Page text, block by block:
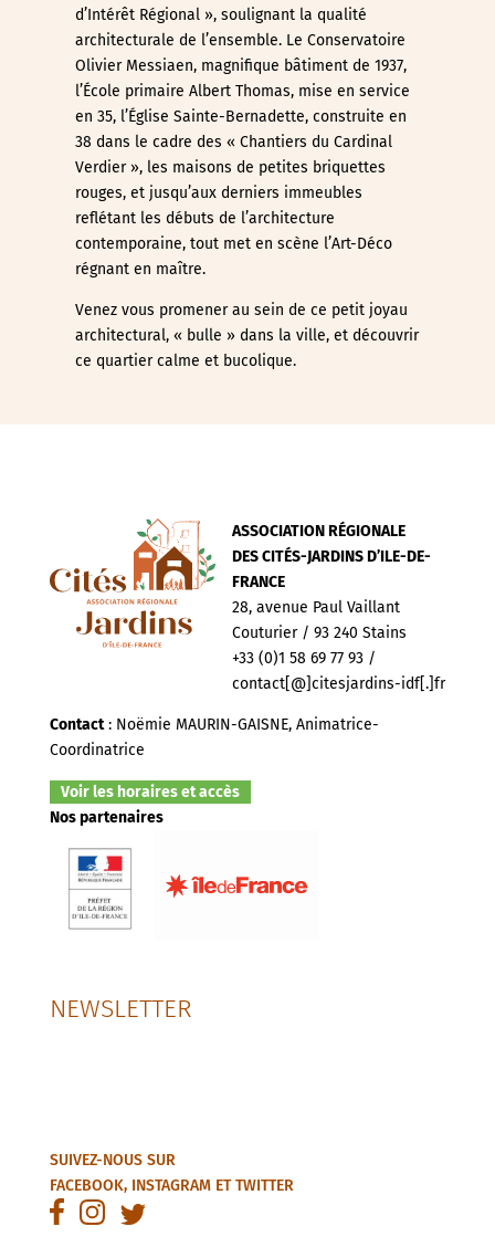
d’Intérêt Régional », soulignant la qualité
architecturale de l’ensemble. Le Conservatoire
Olivier Messiaen, magnifique bâtiment de 1937,
l’École primaire Albert Thomas, mise en service
en 35, l’Église Sainte-Bernadette, construite en
38 dans le cadre des « Chantiers du Cardinal
Verdier », les maisons de petites briquettes
rouges, et jusqu’aux derniers immeubles
reflétant les débuts de l’architecture
contemporaine, tout met en scène l’Art-Déco
régnant en maître.
Venez vous promener au sein de ce petit joyau
architectural, « bulle » dans la ville, et découvrir
ce quartier calme et bucolique.
ASSOCIATION RÉGIONALE
DES CITÉS-JARDINS D’ILE-DE-
FRANCE
28, avenue Paul Vaillant
Couturier / 93 240 Stains
+33 (0)1 58 69 77 93 /
contact[@]citesjardins-idf[.]fr
Contact: Noëmie MAURIN-GAISNE, Animatrice-
Coordinatrice
Voir les horaires et accès
Nos partenaires
NEWSLETTER
SUIVEZ-NOUS SUR
FACEBOOK, INSTAGRAMETTWITTER